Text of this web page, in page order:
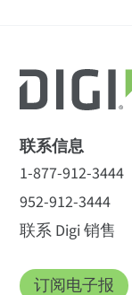
联系信息
1-877-912-3444
952-912-3444
联系 Digi 销售
订阅电子报